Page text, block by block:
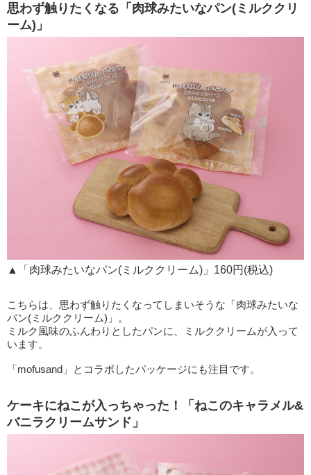
思わず触りたくなる「肉球みたいなパン(ミルククリ
ーム)」
▲「肉球みたいなパン(ミルククリーム)」160円(税込)
こちらは、思わず触りたくなってしまいそうな「肉球みたいな
パン(ミルククリーム)」。
ミルク風味のふんわりとしたパンに、ミルククリームが入って
います。
「mofusand」とコラボしたパッケージにも注目です。
ケーキにねこが入っちゃった！「ねこのキャラメル&
バニラクリームサンド」